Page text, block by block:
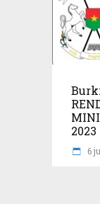
2023
6